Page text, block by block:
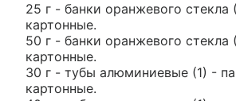
25 г - банки оранжевого стекла
картонные.
50 г - банки оранжевого стекла
картонные.
30 г - тубы алюминиевые (1) -
картонные.